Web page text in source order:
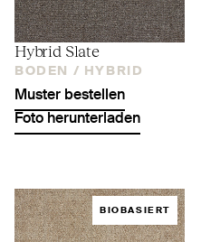
Hybrid Slate
BODEN / HYBRID
Muster bestellen
Foto herunterladen
BIOBASIERT